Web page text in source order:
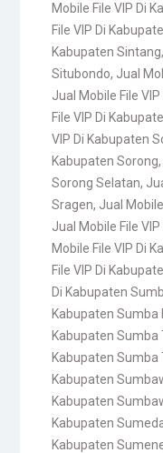
Mobile File VIP Di
File VIP Di
Kabupaten Sintang,
Situbondo, Jual
Jual Mobile File
File VIP Di
VIP Di Kabupaten
Kabupaten Sorong,
Sorong Selatan,
Sragen, Jual
Jual Mobile File
Mobile File VIP Di
File VIP Di
Di Kabupaten
Kabupaten Sumba
Kabupaten Sumba
Kabupaten Sumba
Kabupaten
Kabupaten
Kabupaten
Kabupaten